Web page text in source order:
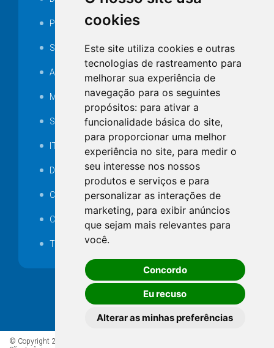
cookies
Este site utiliza cookies e outras
tecnologias de rastreamento para
melhorar sua experiência de
navegação para os seguintes
propósitos: para ativar a
funcionalidade básica do site,
para proporcionar uma melhor
experiência no site, para medir o
seu interesse nos nossos
produtos e serviços e para
personalizar as interações de
marketing, para exibir anúncios
que sejam mais relevantes para
você.
Concordo
Eu recuso
Alterar as minhas preferências
Portarias
SAMAE
Audiência pública
MANUTENÇÃO DE ILUMINAÇÃO PÚBLICA
Serviços Técnicos TI
ITR
Desapropriações
Catalogo Eletrônico de Padronização
Consórcios Municipais
Telefones Úteis
© Copyright 2026 - Todos os direitos reservados à Prefeitura de